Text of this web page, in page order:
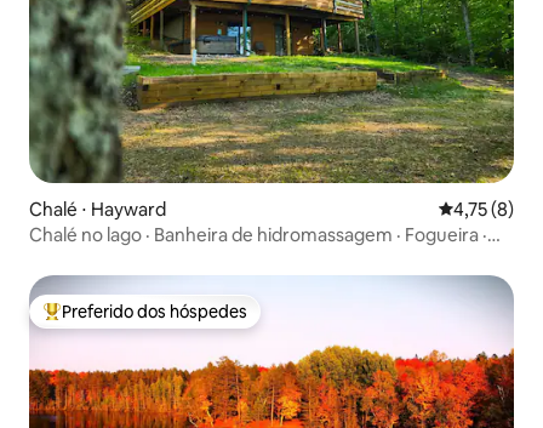
Chalé ⋅ Hayward 4,75 de
4,75 (8)
Chalé no lago · Banheira de hidromassagem · Fogueira ·
Entre os melhores preferidos dos hóspedes
Preferido dos hóspedes